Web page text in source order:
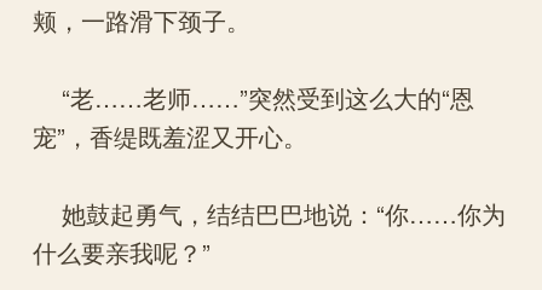
颊，一路滑下颈子。
“老……老师……”突然受到这么大的“恩
宠”，香缇既羞涩又开心。
她鼓起勇气，结结巴巴地说：“你……你为
什么要亲我呢？”